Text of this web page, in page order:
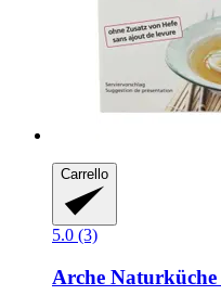
Carrello
5.0 (3)
Arche Naturküche